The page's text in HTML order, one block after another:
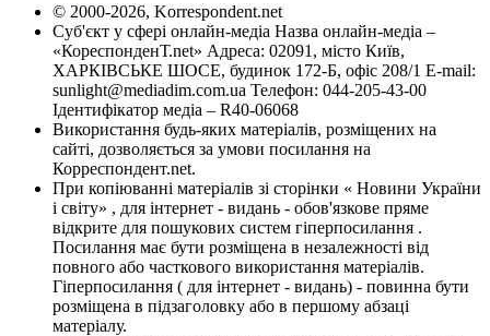
© 2000-2026, Korrespondent.net
Суб'єкт у сфері онлайн-медіа Назва онлайн-медіа –
«КореспонденТ.net» Адреса: 02091, місто Київ,
ХАРКІВСЬКЕ ШОСЕ, будинок 172-Б, офіс 208/1 E-mail:
sunlight@mediadim.com.ua Телефон: 044-205-43-00
Ідентифікатор медіа – R40-06068
Використання будь-яких матеріалів, розміщених на
сайті, дозволяється за умови посилання на
Корреспондент.net.
При копіюванні матеріалів зі сторінки « Новини України
і світу» , для інтернет - видань - обов'язкове пряме
відкрите для пошукових систем гіперпосилання .
Посилання має бути розміщена в незалежності від
повного або часткового використання матеріалів.
Гіперпосилання ( для інтернет - видань) - повинна бути
розміщена в підзаголовку або в першому абзаці
матеріалу.